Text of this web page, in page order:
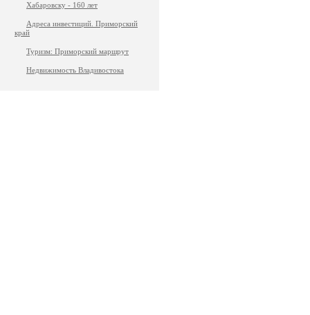
Хабаровску - 160 лет
Адреса инвестиций. Приморский
край
Туризм: Приморский маршрут
Недвижимость Владивостока